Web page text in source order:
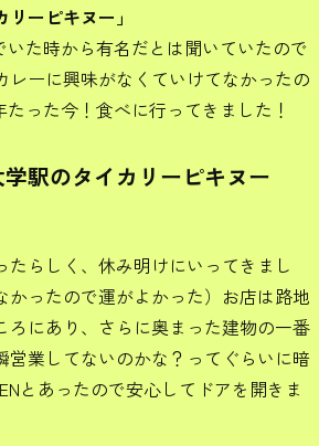
リーピキヌー」
いた時から有名だとは聞いていたので
レーに興味がなくていけてなかったの
った今！食べに行ってきました！
駅のタイカリーピキヌー
たらしく、休み明けにいってきまし
かったので運がよかった）お店は路地
ろにあり、さらに奥まった建物の一番
営業してないのかな？ってぐらいに暗
とあったので安心してドアを開きま